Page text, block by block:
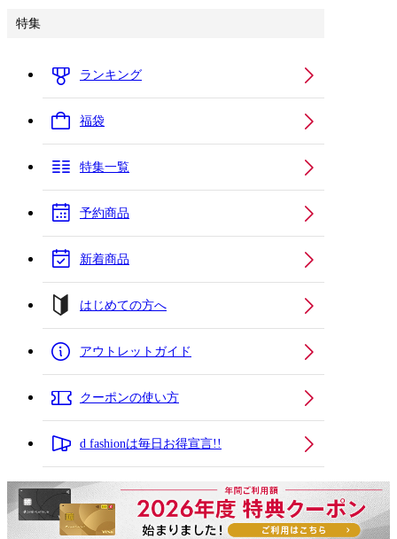
特集
ランキング
福袋
特集一覧
予約商品
新着商品
はじめての方へ
アウトレットガイド
クーポンの使い方
d fashionは毎日お得宣言!!